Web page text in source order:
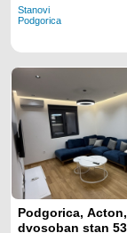
Stanovi
Podgorica
Podgorica, Acton,
dvosoban stan 53